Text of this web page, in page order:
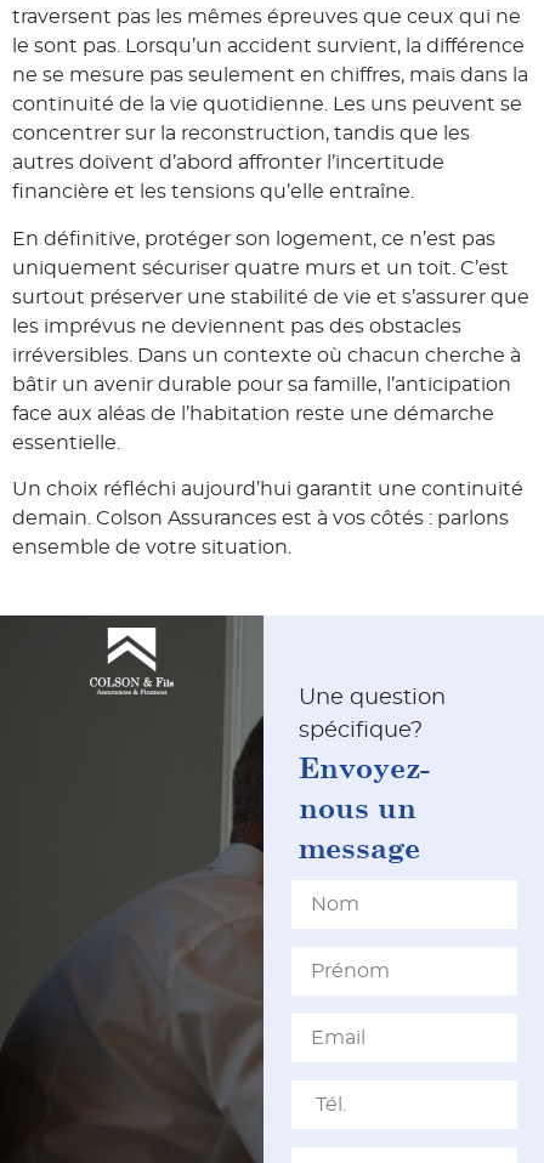
traversent pas les mêmes épreuves que ceux qui ne
le sont pas. Lorsqu’un accident survient, la différence
ne se mesure pas seulement en chiffres, mais dans la
continuité de la vie quotidienne. Les uns peuvent se
concentrer sur la reconstruction, tandis que les
autres doivent d’abord affronter l’incertitude
financière et les tensions qu’elle entraîne.
En définitive, protéger son logement, ce n’est pas
uniquement sécuriser quatre murs et un toit. C’est
surtout préserver une stabilité de vie et s’assurer que
les imprévus ne deviennent pas des obstacles
irréversibles. Dans un contexte où chacun cherche à
bâtir un avenir durable pour sa famille, l’anticipation
face aux aléas de l’habitation reste une démarche
essentielle.
Un choix réfléchi aujourd’hui garantit une continuité
demain. Colson Assurances est à vos côtés : parlons
ensemble de votre situation.
Une question
spécifique?
Envoyez-
nous un
message